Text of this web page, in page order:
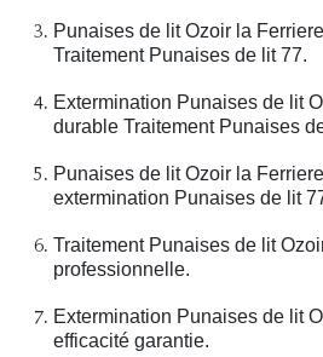
Punaises de lit Ozoir la
Traitement Punaises de lit 77.
Extermination Punaises de lit
durable Traitement Punaises
Punaises de lit Ozoir la
extermination Punaises de lit
Traitement Punaises de lit
professionnelle.
Extermination Punaises de lit
efficacité garantie.